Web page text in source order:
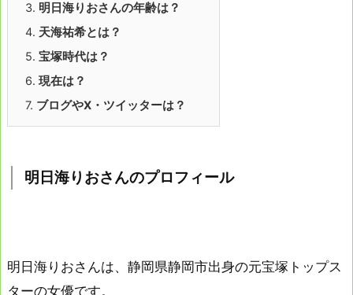
3. 明日海りおさんの年齢は？
4. 天海祐希とは？
5. 宝塚時代は？
6. 現在は？
7. ブログやX・ツイッターは？
明日海りおさんのプロフィール
明日海りおさんは、静岡県静岡市出身の元宝塚トップス
ターの女優です。